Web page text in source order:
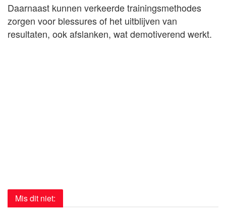
Daarnaast kunnen verkeerde trainingsmethodes
zorgen voor blessures of het uitblijven van
resultaten, ook afslanken, wat demotiverend werkt.
Mis dit niet: